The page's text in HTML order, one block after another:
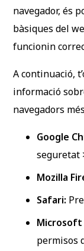
navegador, és
bàsiques del
funcionin
A continuació,
informació
navegadors
Google
seguretat
Mozilla
Safari:
Microsoft
permisos